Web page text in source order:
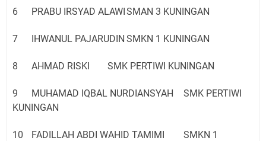
6 PRABU IRSYAD ALAWISMAN 3 KUNINGAN
7 IHWANUL PAJARUDIN SMKN 1 KUNINGAN
8 AHMAD RISKI SMK PERTIWI KUNINGAN
9 MUHAMAD IQBAL NURDIANSYAH
SMK PERTIWI
KUNINGAN
10 FADILLAH ABDI WAHID TAMIMI
SMKN 1